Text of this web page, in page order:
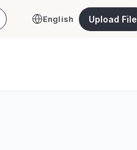
English Upload File